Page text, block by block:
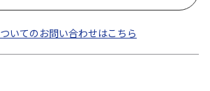
いてのお問い合わせはこちら